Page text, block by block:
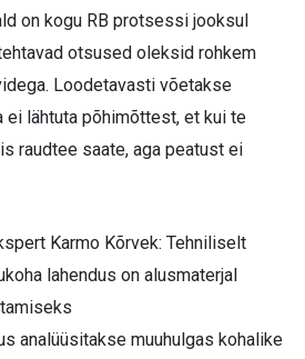
on kogu RB protsessi jooksul
otsused oleksid rohkem
Loodetavasti võetakse
ei lähtuta põhimõttest, et kui te
raudtee saate, aga peatust ei
Karmo Kõrvek: Tehniliselt
lahendus on alusmaterjal
analüüsitakse muuhulgas kohalike